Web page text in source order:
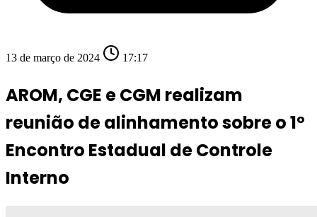
13 de março de 2024 17:17
AROM, CGE e CGM realizam
reunião de alinhamento sobre o 1º
Encontro Estadual de Controle
Interno